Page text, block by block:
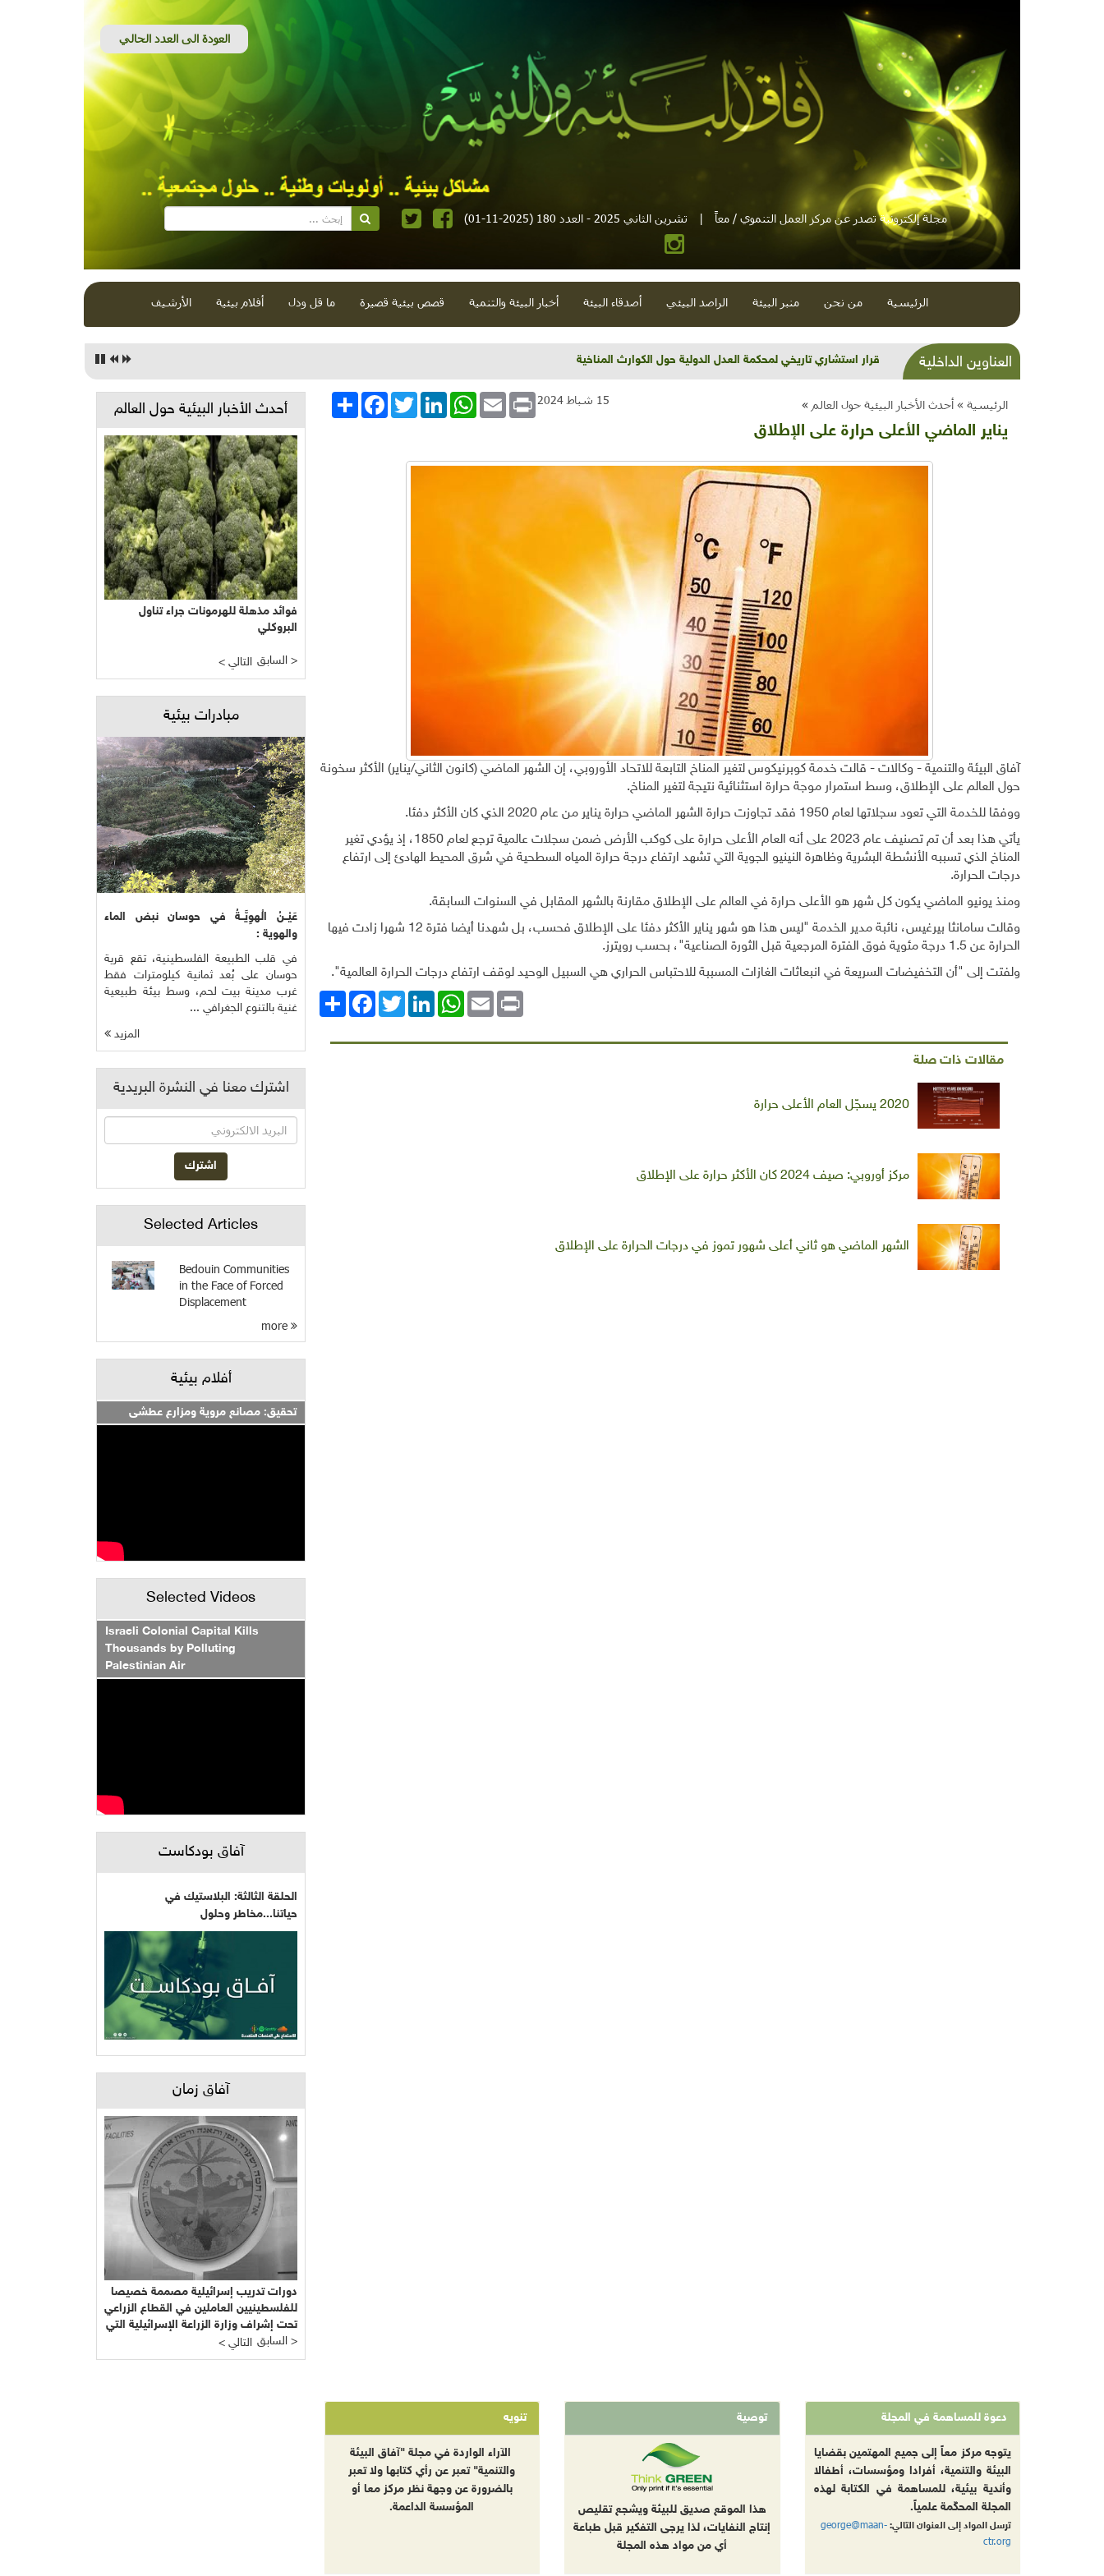
مجلة إلكترونية تصدر عن مركز العمل التنموي / معاً | تشرين الثاني 2025 - العدد 180 (2025-11-01)
الرئيسية من نحن منبر البيئة الراصد البيئي أصدقاء البيئة أخبار البيئة والتنمية قصص بيئية قصيرة ما قل ودل أفلام بيئية الأرشيف
العناوين الداخلية شذرات بيئية وتنموية...بنية تحتية وحلويات قبيحة وحاكورة ونوبل وزيتون و"سيباط"
الرئيسية » أحدث الأخبار البيئية حول العالم » انشر
FacebookTwitterLinkedInWhatsApp Email Print 15 شباط 2024
يناير الماضي الأعلى حرارة على الإطلاق
آفاق البيئة والتنمية - وكالات - قالت خدمة كوبرنيكوس لتغير المناخ التابعة للاتحاد الأوروبي، إن الشهر الماضي (كانون الثاني/يناير) الأكثر سخونة
حول العالم على الإطلاق، وسط استمرار موجة حرارة استثنائية نتيجة لتغير المناخ.
ووفقا للخدمة التي تعود سجلاتها لعام 1950 فقد تجاوزت حرارة الشهر الماضي حرارة يناير من عام 2020 الذي كان الأكثر دفئا.
يأتي هذا بعد أن تم تصنيف عام 2023 على أنه العام الأعلى حرارة على كوكب الأرض ضمن سجلات عالمية ترجع لعام 1850، إذ يؤدي تغير
المناخ الذي تسببه الأنشطة البشرية وظاهرة النينيو الجوية التي تشهد ارتفاع درجة حرارة المياه السطحية في شرق المحيط الهادئ إلى ارتفاع
درجات الحرارة.
ومنذ يونيو الماضي يكون كل شهر هو الأعلى حرارة في العالم على الإطلاق مقارنة بالشهر المقابل في السنوات السابقة.
وقالت سامانثا بيرغيس، نائبة مدير الخدمة "ليس هذا هو شهر يناير الأكثر دفئا على الإطلاق فحسب، بل شهدنا أيضا فترة 12 شهرا زادت فيها
الحرارة عن 1.5 درجة مئوية فوق الفترة المرجعية قبل الثورة الصناعية"، بحسب رويترز.
ولفتت إلى "أن التخفيضات السريعة في انبعاثات الغازات المسببة للاحتباس الحراري هي السبيل الوحيد لوقف ارتفاع درجات الحرارة العالمية".
انشر
FacebookTwitterLinkedIn
WhatsAppEmail Print
مقالات ذات صلة
2020 يسجّل العام الأعلى حرارة
مركز أوروبي: صيف 2024 كان الأكثر حرارة على الإطلاق
الشهر الماضي هو ثاني أعلى شهور تموز في درجات الحرارة على الإطلاق
أحدث الأخبار البيئية حول العالم
فوائد مذهلة للهرمونات جراء تناول
البروكلي
< التالي السابق >
مبادرات بيئية
عَيْــنُ الْهوِيَّــةُ في حوسان نبض الماء
والهوية :
في قلب الطبيعة الفلسطينية، تقع قرية
حوسان على بُعد ثمانية كيلومترات فقط
غرب مدينة بيت لحم، وسط بيئة طبيعية
غنية بالتنوع الجغرافي ...
المزيد
اشترك معنا في النشرة البريدية
Selected Articles
Bedouin Communities
in the Face of Forced
Displacement
أفلام بيئية
تحقيق: مصانع مروية ومزارع عطشى
Selected Videos
Israeli Colonial Capital Kills
Thousands by Polluting
Palestinian Air
آفاق بودكاست
الحلقة الثالثة: البلاستيك في
حياتنا...مخاطر وحلول
آفاق زمان
دورات تدريب إسرائيلية مصممة خصيصا
للفلسطينيين العاملين في القطاع الزراعي
تحت إشراف وزارة الزراعة الإسرائيلية التي
يرأسها يائير شَمِير نائب ليبرمان رئيس
"إسرائيل بيتنا"!!!
< التالي السابق >
دعوة للمساهمة في المجلة
يتوجه مركز معاً إلى جميع المهتمين بقضايا
البيئة والتنمية، أفرادا ومؤسسات، أطفالا
وأندية بيئية، للمساهمة في الكتابة لهذه
المجلة المحكّمة علمياً.
ترسل المواد إلى العنوان التالي:george@maan-
ctr.org
توصية
هذا الموقع صديق للبيئة ويشجع تقليص
إنتاج النفايات، لذا يرجى التفكير قبل طباعة
أي من مواد هذه المجلة
تنويه
الآراء الواردة في مجلة "آفاق البيئة
والتنمية" تعبر عن رأي كتابها ولا تعبر
بالضرورة عن وجهة نظر مركز معا أو
المؤسسة الداعمة.